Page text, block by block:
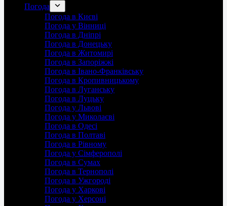
Погода
Погода в Києві
Погода у Вінниці
Погода в Дніпрі
Погода в Донецьку
Погода в Житомирі
Погода в Запоріжжі
Погода в Івано-Франківську
Погода в Кропивницькому
Погода в Луганську
Погода в Луцьку
Погода у Львові
Погода у Миколаєві
Погода в Одесі
Погода в Полтаві
Погода в Рівному
Погода у Сімферополі
Погода в Сумах
Погода в Тернополі
Погода в Ужгороді
Погода у Харкові
Погода у Херсоні